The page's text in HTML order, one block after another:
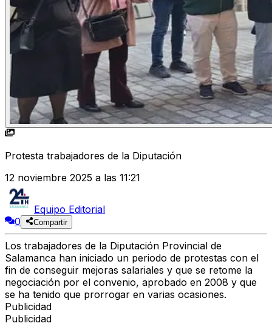
Protesta trabajadores de la Diputación
12 noviembre 2025 a las 11:21
Equipo Editorial
0
Compartir
Los trabajadores de la Diputación Provincial de
Salamanca han iniciado un periodo de protestas con el
fin de conseguir mejoras salariales y que se retome la
negociación por el convenio, aprobado en 2008 y que
se ha tenido que prorrogar en varias ocasiones.
Publicidad
Publicidad